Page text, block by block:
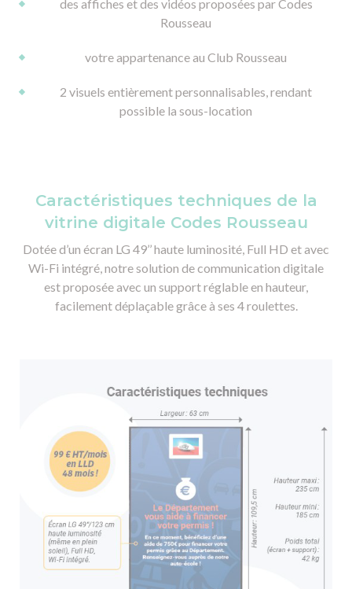
des affiches et des vidéos proposées par Codes
Rousseau
votre appartenance au Club Rousseau
2 visuels entièrement personnalisables, rendant
possible la sous-location
Caractéristiques techniques de la
vitrine digitale Codes Rousseau
Dotée d’un écran LG 49’’ haute luminosité, Full HD et avec
Wi-Fi intégré, notre solution de communication digitale
est proposée avec un support réglable en hauteur,
facilement déplaçable grâce à ses 4 roulettes.